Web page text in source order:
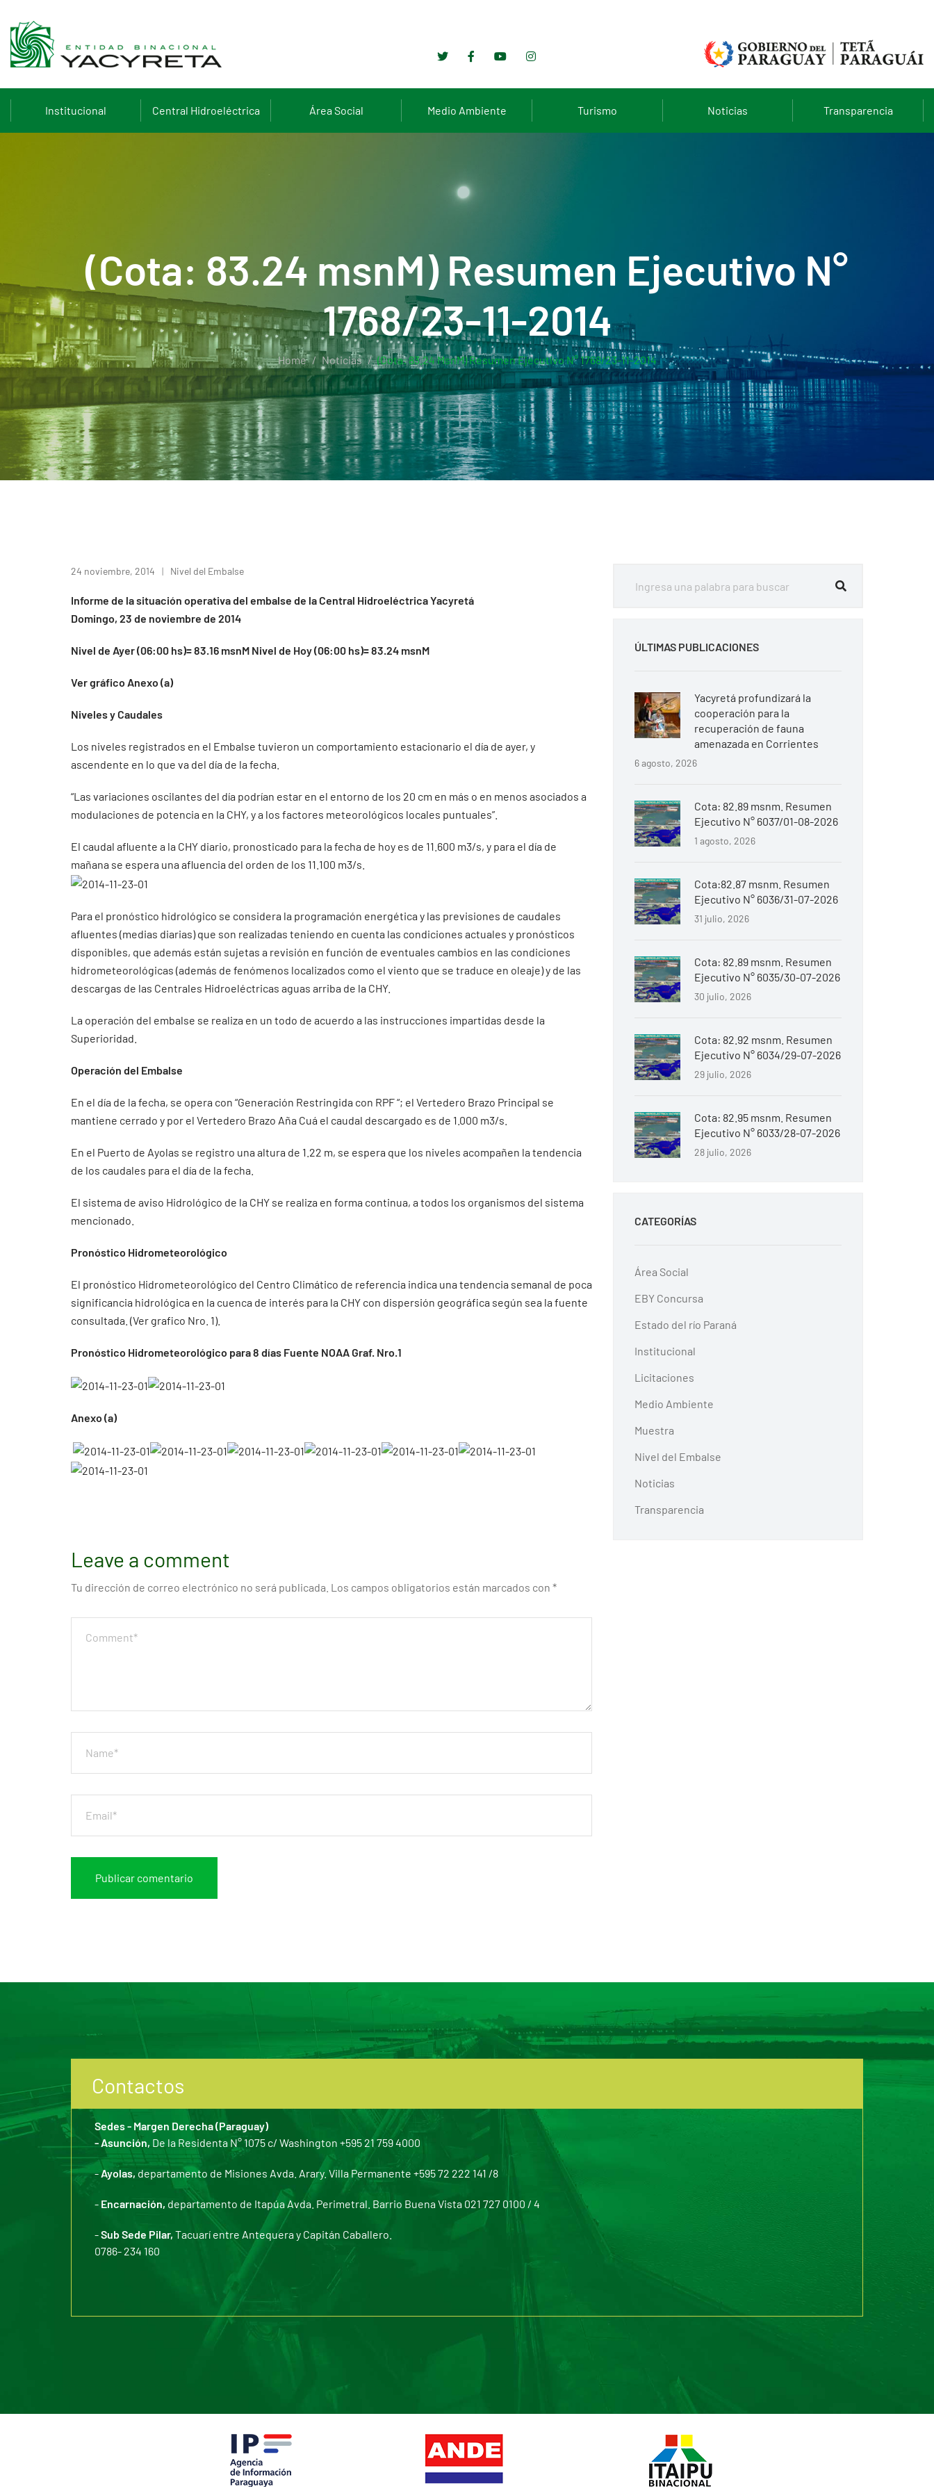
Institucional Central Hidroeléctrica Área Social Medio Ambiente Turismo Noticias Transparencia
(Cota: 83.24 msnM) Resumen Ejecutivo N°
1768/23-11-2014
Home Noticias (Cota: 83.24 MsnM) Resumen Ejecutivo N° 1768/23-11-2014
24 noviembre, 2014 Nivel del Embalse
Informe de la situación operativa del embalse de la Central Hidroeléctrica Yacyretá
Domingo, 23 de noviembre de 2014
Nivel de Ayer (06:00 hs)= 83.16 msnM Nivel de Hoy (06:00 hs)= 83.24 msnM
Ver gráfico Anexo (a)
Niveles y Caudales
Los niveles registrados en el Embalse tuvieron un comportamiento estacionario el día de ayer, y
ascendente en lo que va del día de la fecha.
“Las variaciones oscilantes del día podrían estar en el entorno de los 20 cm en más o en menos asociados a
modulaciones de potencia en la CHY, y a los factores meteorológicos locales puntuales”.
El caudal afluente a la CHY diario, pronosticado para la fecha de hoy es de 11.600 m3/s, y para el día de
mañana se espera una afluencia del orden de los 11.100 m3/s.
Para el pronóstico hidrológico se considera la programación energética y las previsiones de caudales
afluentes (medias diarias) que son realizadas teniendo en cuenta las condiciones actuales y pronósticos
disponibles, que además están sujetas a revisión en función de eventuales cambios en las condiciones
hidrometeorológicas (además de fenómenos localizados como el viento que se traduce en oleaje) y de las
descargas de las Centrales Hidroeléctricas aguas arriba de la CHY.
La operación del embalse se realiza en un todo de acuerdo a las instrucciones impartidas desde la
Superioridad.
Operación del Embalse
En el día de la fecha, se opera con “Generación Restringida con RPF “; el Vertedero Brazo Principal se
mantiene cerrado y por el Vertedero Brazo Aña Cuá el caudal descargado es de 1.000 m3/s.
En el Puerto de Ayolas se registro una altura de 1.22 m, se espera que los niveles acompañen la tendencia
de los caudales para el día de la fecha.
El sistema de aviso Hidrológico de la CHY se realiza en forma continua, a todos los organismos del sistema
mencionado.
Pronóstico Hidrometeorológico
El pronóstico Hidrometeorológico del Centro Climático de referencia indica una tendencia semanal de poca
significancia hidrológica en la cuenca de interés para la CHY con dispersión geográfica según sea la fuente
consultada. (Ver grafico Nro. 1).
Pronóstico Hidrometeorológico para 8 días Fuente NOAA Graf. Nro.1
Anexo (a)
Leave a comment
Tu dirección de correo electrónico no será publicada. Los campos obligatorios están marcados con *
ÚLTIMAS PUBLICACIONES
Yacyretá profundizará la
cooperación para la
recuperación de fauna
amenazada en Corrientes
6 agosto, 2026
Cota: 82.89 msnm. Resumen
Ejecutivo N° 6037/01-08-2026
1 agosto, 2026
Cota:82.87 msnm. Resumen
Ejecutivo N° 6036/31-07-2026
31 julio, 2026
Cota: 82.89 msnm. Resumen
Ejecutivo N° 6035/30-07-2026
30 julio, 2026
Cota: 82.92 msnm. Resumen
Ejecutivo N° 6034/29-07-2026
29 julio, 2026
Cota: 82.95 msnm. Resumen
Ejecutivo N° 6033/28-07-2026
28 julio, 2026
CATEGORÍAS
Área Social
EBY Concursa
Estado del río Paraná
Institucional
Licitaciones
Medio Ambiente
Muestra
Nivel del Embalse
Noticias
Transparencia
Contactos
Sedes - Margen Derecha (Paraguay)
- Asunción, De la Residenta N° 1075 c/ Washington +595 21 759 4000
-Ayolas, departamento de Misiones Avda. Arary. Villa Permanente +595 72 222 141 /8
- Encarnación, departamento de Itapúa Avda. Perimetral. Barrio Buena Vista 021 727 0100 / 4
-Sub Sede Pilar, Tacuarí entre Antequera y Capitán Caballero.
0786- 234 160